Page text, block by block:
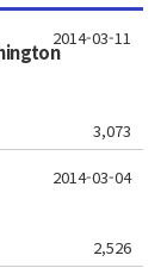
3,073
2014-03-11
2,526
2014-03-04